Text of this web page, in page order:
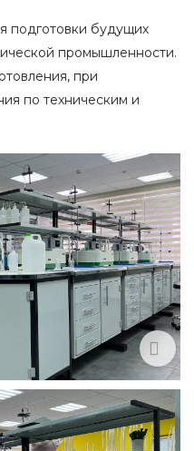
подготовки будущих
промышленности.
при
по техническим и